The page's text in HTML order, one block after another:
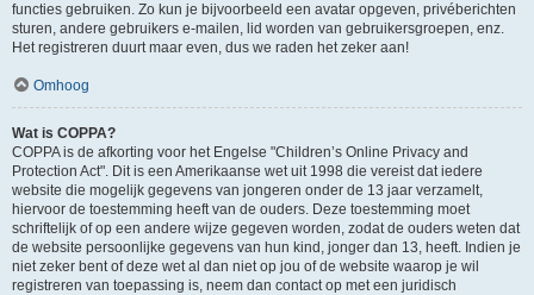
functies gebruiken. Zo kun je bijvoorbeeld een avatar opgeven, privéberichten
sturen, andere gebruikers e-mailen, lid worden van gebruikersgroepen, enz.
Het registreren duurt maar even, dus we raden het zeker aan!
Omhoog
Wat is COPPA?
COPPA is de afkorting voor het Engelse "Children’s Online Privacy and
Protection Act". Dit is een Amerikaanse wet uit 1998 die vereist dat iedere
website die mogelijk gegevens van jongeren onder de 13 jaar verzamelt,
hiervoor de toestemming heeft van de ouders. Deze toestemming moet
schriftelijk of op een andere wijze gegeven worden, zodat de ouders weten dat
de website persoonlijke gegevens van hun kind, jonger dan 13, heeft. Indien je
niet zeker bent of deze wet al dan niet op jou of de website waarop je wil
registreren van toepassing is, neem dan contact op met een juridisch